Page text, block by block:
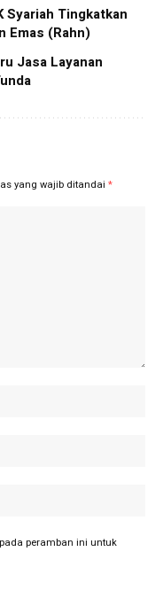
Syariah Tingkatkan
Emas (Rahn)
Jasa Layanan
yang wajib ditandai *
peramban ini untuk